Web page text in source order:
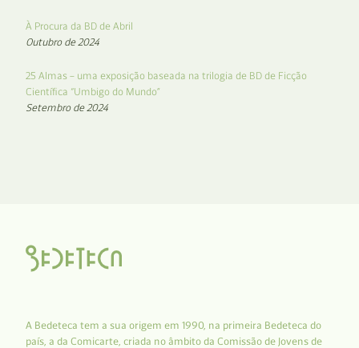
À Procura da BD de Abril
Outubro de 2024
25 Almas – uma exposição baseada na trilogia de BD de Ficção
Científica “Umbigo do Mundo”
Setembro de 2024
A Bedeteca tem a sua origem em 1990, na primeira Bedeteca do
país, a da Comicarte, criada no âmbito da Comissão de Jovens de